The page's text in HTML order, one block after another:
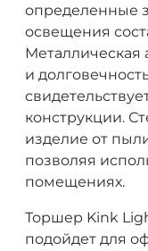
определенные
освещения
Металлическая
и
конструкции.
изделие от
позволяя
помещениях.
Торшер Kink
подойдет для